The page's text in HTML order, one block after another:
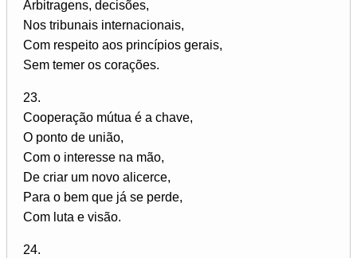
Arbitragens, decisões,
Nos tribunais internacionais,
Com respeito aos princípios gerais,
Sem temer os corações.
23.
Cooperação mútua é a chave,
O ponto de união,
Com o interesse na mão,
De criar um novo alicerce,
Para o bem que já se perde,
Com luta e visão.
24.